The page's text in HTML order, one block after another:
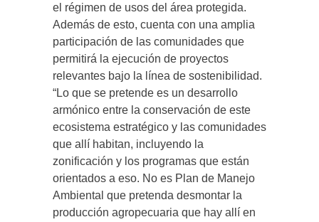
el régimen de usos del área protegida.
Además de esto, cuenta con una amplia
participación de las comunidades que
permitirá la ejecución de proyectos
relevantes bajo la línea de sostenibilidad.
“Lo que se pretende es un desarrollo
armónico entre la conservación de este
ecosistema estratégico y las comunidades
que allí habitan, incluyendo la
zonificación y los programas que están
orientados a eso. No es Plan de Manejo
Ambiental que pretenda desmontar la
producción agropecuaria que hay allí en